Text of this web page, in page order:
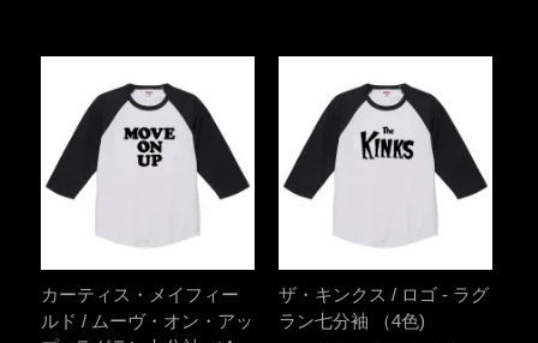
カーティス・メイフィー
ルド / ムーヴ・オン・アッ
ザ・キンクス / ロゴ - ラグ
ラン七分袖 （4色)